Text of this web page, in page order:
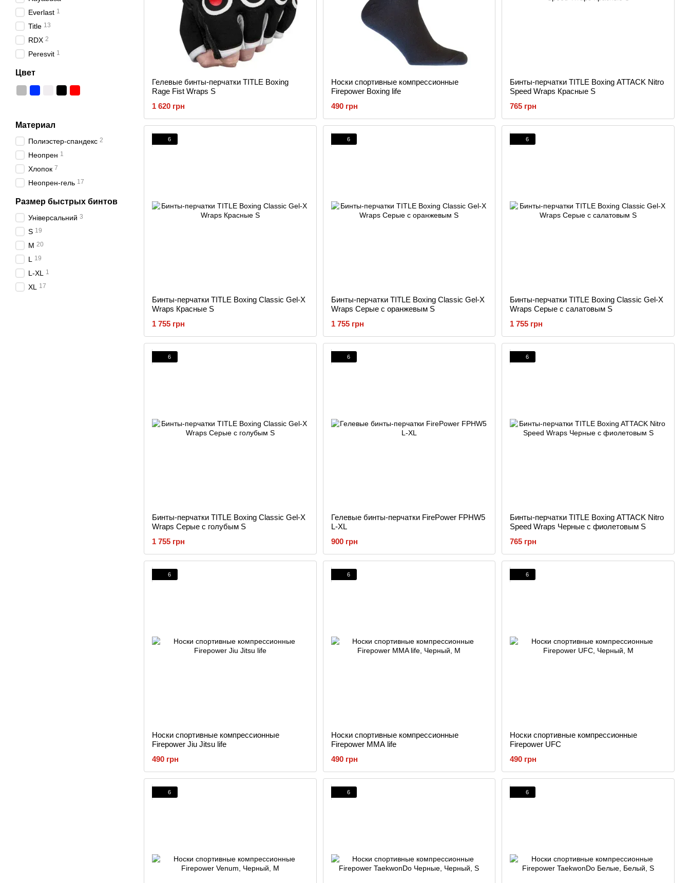
Гелевые бинты-перчатки TITLE Boxing
Rage Fist Wraps S
1 620 грн
Носки спортивные компрессионные
Firepower Boxing life
490 грн
Бинты-перчатки TITLE Boxing ATTACK Nitro
Speed Wraps Красные S
765 грн
6
Бинты-перчатки TITLE Boxing Classic Gel-X
Wraps Красные S
1 755 грн
6
Бинты-перчатки TITLE Boxing Classic Gel-X
Wraps Серые с оранжевым S
1 755 грн
6
Бинты-перчатки TITLE Boxing Classic Gel-X
Wraps Серые с салатовым S
1 755 грн
6
Бинты-перчатки TITLE Boxing Classic Gel-X
Wraps Серые с голубым S
1 755 грн
6
Гелевые бинты-перчатки FirePower FPHW5
L-XL
900 грн
6
Бинты-перчатки TITLE Boxing ATTACK Nitro
Speed Wraps Черные с фиолетовым S
765 грн
6
Носки спортивные компрессионные
Firepower Jiu Jitsu life
490 грн
6
Носки спортивные компрессионные
Firepower MMA life
490 грн
6
Носки спортивные компрессионные
Firepower UFC
490 грн
6 6 6
Everlast 1
Title 13
RDX 2
Peresvit 1
Цвет
Материал
Полиэстер-спандекс 2
Неопрен 1
Хлопок 7
Неопрен-гель 17
Размер быстрых бинтов
Універсальний 3
S 19
M 20
L 19
L-XL 1
XL 17